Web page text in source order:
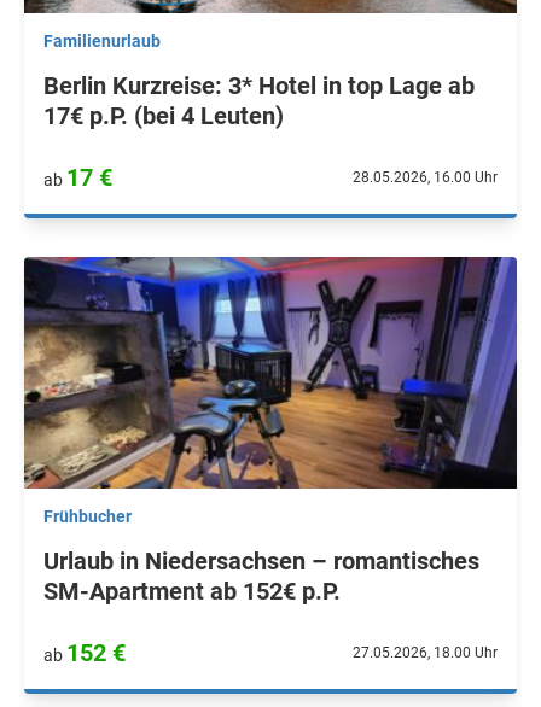
Familienurlaub
Berlin Kurzreise: 3* Hotel in top Lage ab
17€ p.P. (bei 4 Leuten)
ab 17 € 28.05.2026, 16.00 Uhr
Frühbucher
Urlaub in Niedersachsen – romantisches
SM-Apartment ab 152€ p.P.
ab 152 € 27.05.2026, 18.00 Uhr